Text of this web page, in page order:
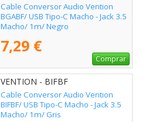
Cable Conversor Audio Vention
BGABF/ USB Tipo-C Macho - Jack 3.5
Macho/ 1m/ Negro
7,29 €
Comprar
VENTION - BIFBF
Cable Conversor Audio Vention
BIFBF/ USB Tipo-C Macho - Jack 3.5
Macho/ 1m/ Gris